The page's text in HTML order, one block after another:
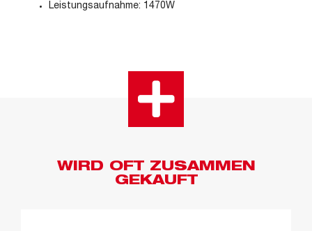
Leistungsaufnahme: 1470W
WIRD OFT ZUSAMMEN
GEKAUFT